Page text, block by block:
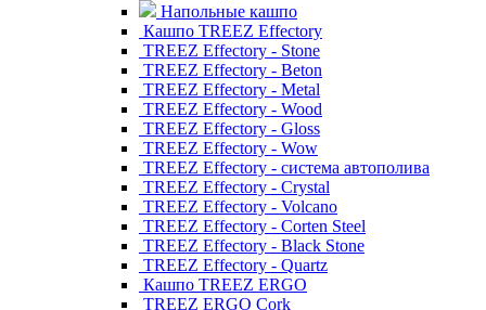
Напольные кашпо
Кашпо TREEZ Effectory
TREEZ Effectory - Stone
TREEZ Effectory - Beton
TREEZ Effectory - Metal
TREEZ Effectory - Wood
TREEZ Effectory - Gloss
TREEZ Effectory - Wow
TREEZ Effectory - система автополива
TREEZ Effectory - Crystal
TREEZ Effectory - Volcano
TREEZ Effectory - Corten Steel
TREEZ Effectory - Black Stone
TREEZ Effectory - Quartz
Кашпо TREEZ ERGO
TREEZ ERGO Cork